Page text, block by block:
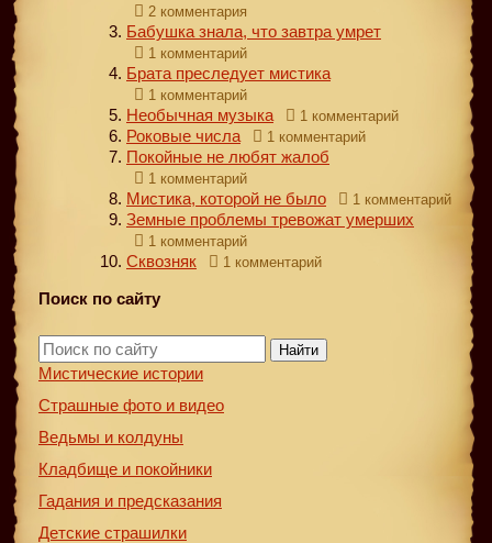
2 комментария
Бабушка знала, что завтра умрет
1 комментарий
Брата преследует мистика
1 комментарий
Необычная музыка 1 комментарий
Роковые числа 1 комментарий
Покойные не любят жалоб
1 комментарий
Мистика, которой не было 1 комментарий
Земные проблемы тревожат умерших
1 комментарий
Сквозняк 1 комментарий
Поиск по сайту
Найти
Мистические истории
Страшные фото и видео
Ведьмы и колдуны
Кладбище и покойники
Гадания и предсказания
Детские страшилки